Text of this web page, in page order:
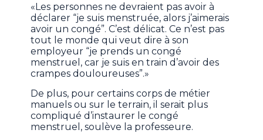
«Les personnes ne devraient pas avoir à
déclarer “je suis menstruée, alors j’aimerais
avoir un congé”. C’est délicat. Ce n’est pas
tout le monde qui veut dire à son
employeur “je prends un congé
menstruel, car je suis en train d’avoir des
crampes douloureuses”.»
De plus, pour certains corps de métier
manuels ou sur le terrain, il serait plus
compliqué d’instaurer le congé
menstruel, soulève la professeure.